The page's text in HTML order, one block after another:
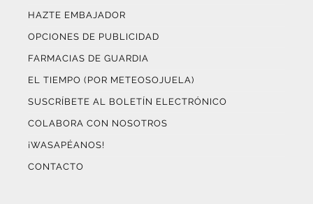
HAZTE EMBAJADOR
OPCIONES DE PUBLICIDAD
FARMACIAS DE GUARDIA
EL TIEMPO (POR METEOSOJUELA)
SUSCRÍBETE AL BOLETÍN ELECTRÓNICO
COLABORA CON NOSOTROS
¡WASAPÉANOS!
CONTACTO